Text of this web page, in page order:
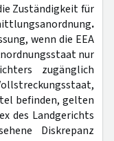
Zuständigkeit für
.
wenn die EEA
nur
zugänglich
befinden, gelten
des Landgerichts
Diskrepanz